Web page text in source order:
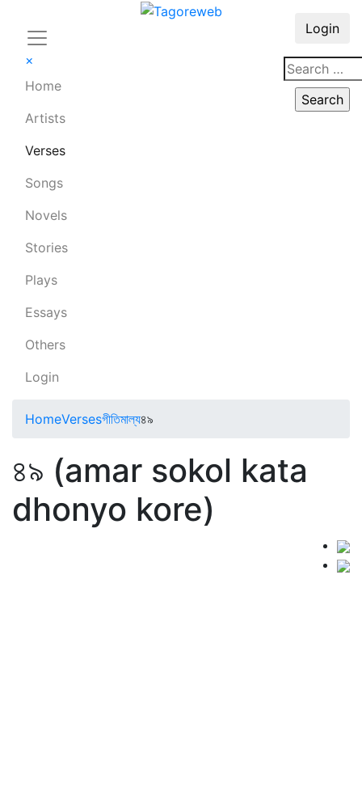
×
Home
Artists
Verses
Songs
Novels
Stories
Plays
Essays
Others
Login
Login
HomeVersesগীতিমাল্য৪৯
৪৯ (amar sokol kata
dhonyo kore)